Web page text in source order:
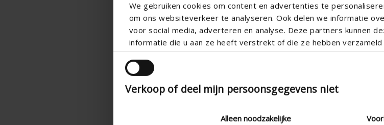
We gebruiken cookies om content en advertenties te
om ons websiteverkeer te analyseren. Ook delen we informatie
voor social media, adverteren en analyse. Deze partners kunnen
informatie die u aan ze heeft verstrekt of die ze hebben verzameld
Verkoop of deel mijn persoonsgegevens niet
Alleen noodzakelijke